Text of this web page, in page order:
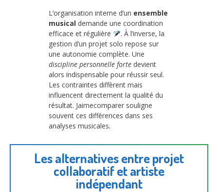
L’organisation interne d’un ensemble
musical demande une coordination
efficace et régulière
. À l’inverse, la
gestion d’un projet solo repose sur
une autonomie complète. Une
discipline personnelle forte devient
alors indispensable pour réussir seul.
Les contraintes diffèrent mais
influencent directement la qualité du
résultat. Jaimecomparer souligne
souvent ces différences dans ses
analyses musicales.
Les alternatives entre projet
collaboratif et artiste
indépendant